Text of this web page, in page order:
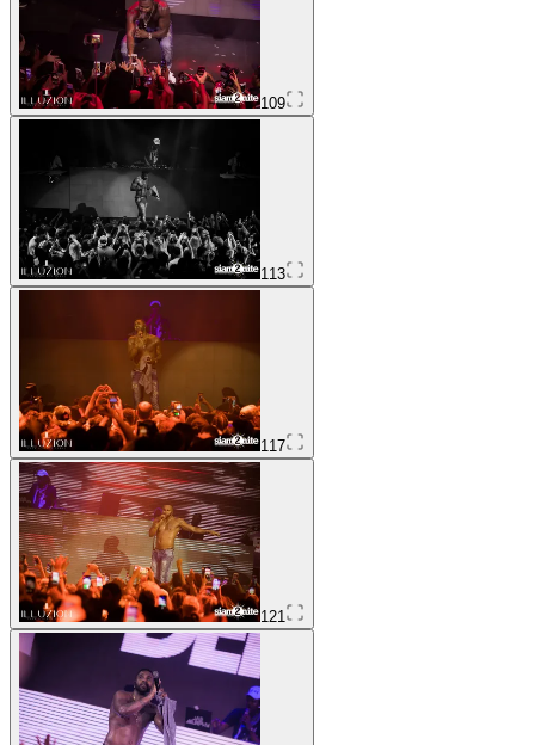
109
113
117
121